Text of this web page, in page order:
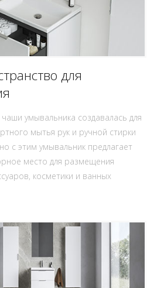
для
умывальника создавалась для
мытья рук и ручной стирки
с этим умывальник предлагает
место для размещения
косметики и ванных